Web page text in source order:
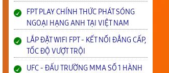
FPT PLAY CHÍNH THỨC PHÁT SÓNG
NGOẠI HẠNG ANH TẠI VIỆT NAM
LẮP ĐẶT WIFI FPT - KẾT NỐI ĐẲNG CẤP,
TỐC ĐỘ VƯỢT TRỘI
UFC - ĐẤU TRƯỜNG MMA SỐ 1 HÀNH